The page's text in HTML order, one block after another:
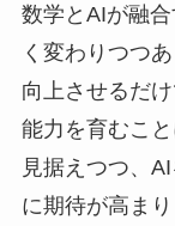
数学とAIが融
く変わりつつ
向上させるだ
能力を育むこ
見据えつつ、
に期待が高ま